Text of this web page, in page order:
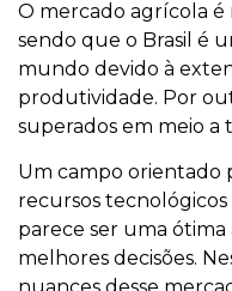
O mercado agrícola
sendo que o Brasil é
mundo devido à
produtividade. Por
superados em meio
Um campo orientado
recursos tecnológicos
parece ser uma
melhores decisões.